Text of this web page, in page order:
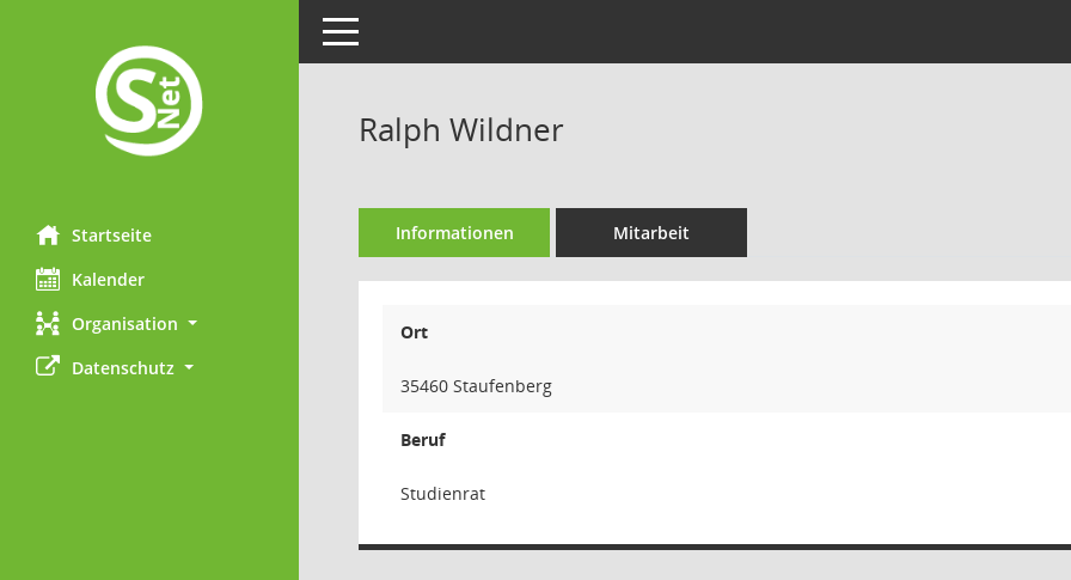
Startseite
Kalender
Organisation
Datenschutz
Toggle navigation
Ralph Wildner
Informationen Mitarbeit
Ort
35460 Staufenberg
Beruf
Studienrat